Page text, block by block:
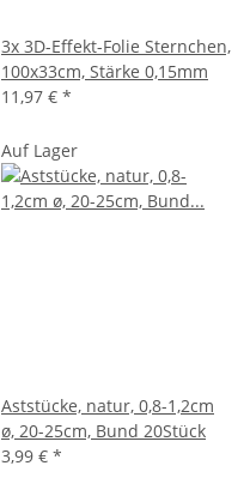
3x 3D-Effekt-Folie Sternchen,
100x33cm, Stärke 0,15mm
11,97 € *
Auf Lager
Aststücke, natur, 0,8-1,2cm
ø, 20-25cm, Bund 20Stück
3,99 € *